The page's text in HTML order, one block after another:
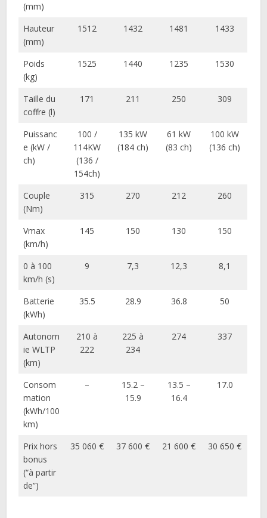
(mm)
Hauteur
(mm)
1512 1432 1481 1433
Poids
(kg)
1525 1440 1235 1530
Taille du
coffre (l)
171 211 250 309
Puissanc
e (kW /
ch)
100 /
114KW
(136 /
154ch)
135 kW
(184 ch)
61 kW
(83 ch)
100 kW
(136 ch)
Couple
(Nm)
315 270 212 260
Vmax
(km/h)
145 150 130 150
0 à 100
km/h (s)
9 7,3 12,3 8,1
Batterie
(kWh)
35.5 28.9 36.8 50
Autonom
ie WLTP
(km)
210 à
222
225 à
234
274 337
Consom
mation
(kWh/100
km)
–
15.2 –
15.9
13.5 –
16.4
17.0
Prix hors
bonus
(“à partir
de”)
35 060 € 37 600 € 21 600 € 30 650 €